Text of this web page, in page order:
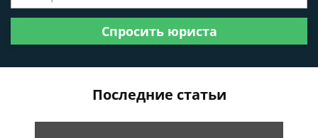
Спросить юриста
Последние статьи